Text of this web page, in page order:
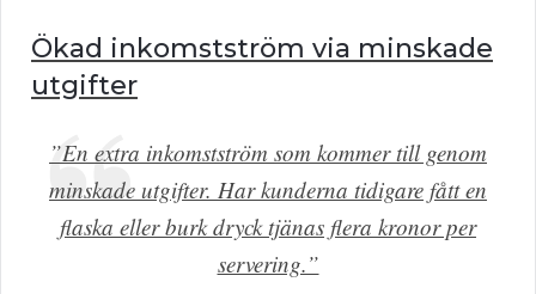
Ökad inkomstström via minskade
utgifter
”En extra inkomstström som kommer till genom
minskade utgifter. Har kunderna tidigare fått en
flaska eller burk dryck tjänas flera kronor per
servering.”